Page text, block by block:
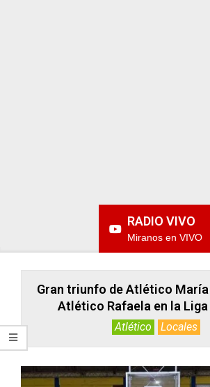
RADIO VIVO
Miranos en VIVO
Gran triunfo de Atlético
Atlético Rafaela en la Liga
Atlético Locales